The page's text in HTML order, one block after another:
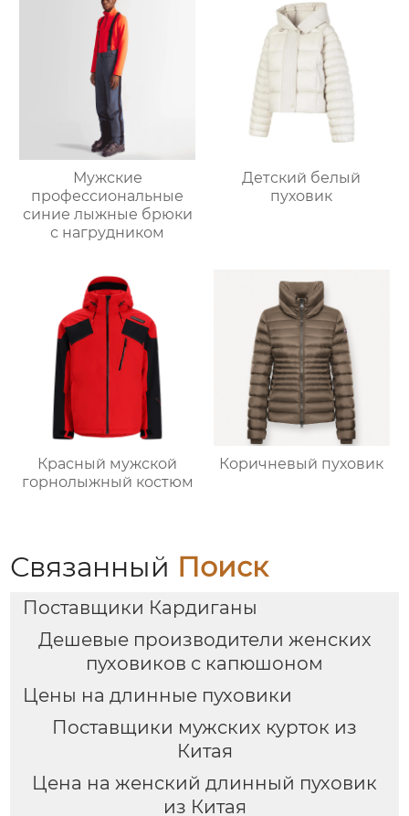
Мужские
профессиональные
синие лыжные брюки
с нагрудником
Детский белый
пуховик
Красный мужской
горнолыжный костюм
Коричневый пуховик
Связанный Поиск
Поставщики Кардиганы
Дешевые производители женских
пуховиков с капюшоном
Цены на длинные пуховики
Поставщики мужских курток из
Китая
Цена на женский длинный пуховик
из Китая